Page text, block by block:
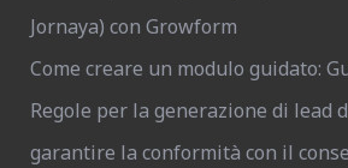
Jornaya) con Growform
Come creare un modulo guidato:
Regole per la generazione di lead
garantire la conformità con il